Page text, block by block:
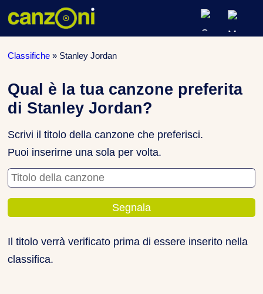
CONCERTI DAL VIVO
Classifiche » Stanley Jordan
Qual è la tua canzone preferita
di Stanley Jordan?
Scrivi il titolo della canzone che preferisci.
Puoi inserirne una sola per volta.
Titolo della canzone
Il titolo verrà verificato prima di essere inserito nella
classifica.